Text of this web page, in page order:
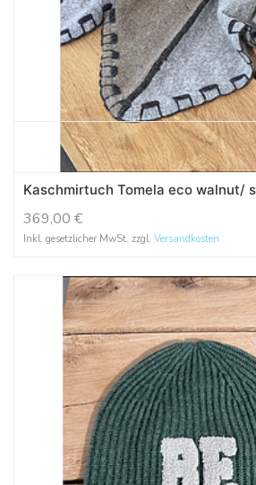
Kaschmirtuch Tomela eco walnut/
369,00 €
Inkl. gesetzlicher MwSt. zzgl. Versandkosten